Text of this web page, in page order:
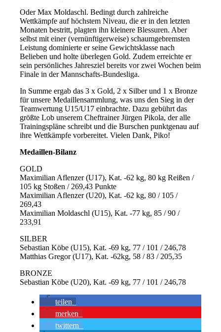
Oder Max Moldaschl. Bedingt durch zahlreiche
Wettkämpfe auf höchstem Niveau, die er in den letzten
Monaten bestritt, plagten ihn kleinere Blessuren. Aber
selbst mit einer (vernünftigerweise) schaumgebremsten
Leistung dominierte er seine Gewichtsklasse nach
Belieben und holte überlegen Gold. Zudem erreichte er
sein persönliches Jahresziel bereits vor zwei Wochen beim
Finale in der Mannschafts-Bundesliga.
In Summe ergab das 3 x Gold, 2 x Silber und 1 x Bronze
für unsere Medaillensammlung, was uns den Sieg in der
Teamwertung U15/U17 einbrachte. Dazu gebührt das
größte Lob unserem Cheftrainer Jürgen Pikola, der alle
Trainingspläne schreibt und die Burschen punktgenau auf
ihre Wettkämpfe vorbereitet. Vielen Dank, Piko!
Medaillen-Bilanz
GOLD
Maximilian Aflenzer (U17), Kat. -62 kg, 80 kg Reißen /
105 kg Stoßen / 269,43 Punkte
Maximilian Aflenzer (U20), Kat. -62 kg, 80 / 105 /
269,43
Maximilian Moldaschl (U15), Kat. -77 kg, 85 / 90 /
233,91
SILBER
Sebastian Köbe (U15), Kat. -69 kg, 77 / 101 / 246,78
Matthias Gregor (U17), Kat. -62kg, 58 / 83 / 205,35
BRONZE
Sebastian Köbe (U20), Kat. -69 kg, 77 / 101 / 246,78
teilen
merken
twittern